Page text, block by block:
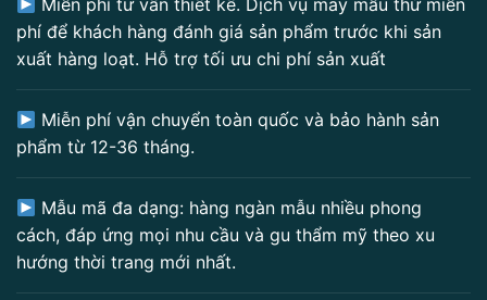
Miễn phí tư vấn thiết kế. Dịch vụ may mẫu thử miễn
phí để khách hàng đánh giá sản phẩm trước khi sản
xuất hàng loạt. Hỗ trợ tối ưu chi phí sản xuất
Miễn phí vận chuyển toàn quốc và bảo hành sản
phẩm từ 12-36 tháng.
Mẫu mã đa dạng: hàng ngàn mẫu nhiều phong
cách, đáp ứng mọi nhu cầu và gu thẩm mỹ theo xu
hướng thời trang mới nhất.